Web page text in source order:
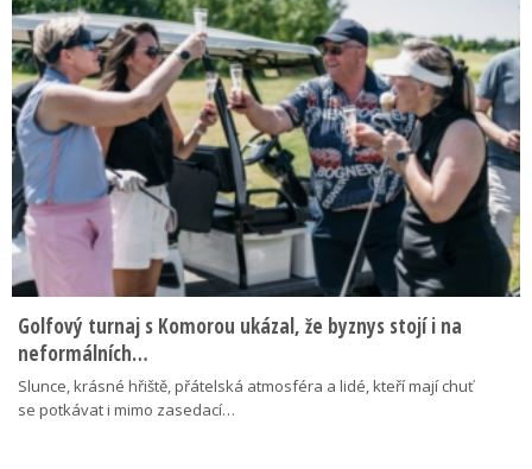
Golfový turnaj s Komorou ukázal, že byznys stojí i na
neformálních…
Slunce, krásné hřiště, přátelská atmosféra a lidé, kteří mají chuť
se potkávat i mimo zasedací…